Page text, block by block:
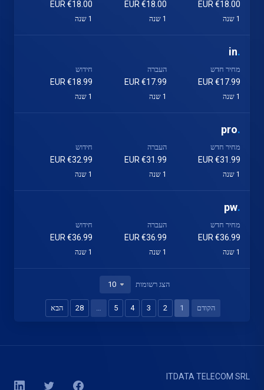
€18.00 EUR
1 שנה
€18.00 EUR
1 שנה
€18.00 EUR
1 שנה
.
in
מחיר חדש
€17.99 EUR
1 שנה
העברה
€17.99 EUR
1 שנה
חידוש
€18.99 EUR
1 שנה
.
pro
מחיר חדש
€31.99 EUR
1 שנה
העברה
€31.99 EUR
1 שנה
חידוש
€32.99 EUR
1 שנה
.
pw
מחיר חדש
€36.99 EUR
1 שנה
העברה
€36.99 EUR
1 שנה
חידוש
€36.99 EUR
1 שנה
הקודם 1
2
3
4
5
…
28 הבא
הצג רשומות
ITDATA TELECOM SRL